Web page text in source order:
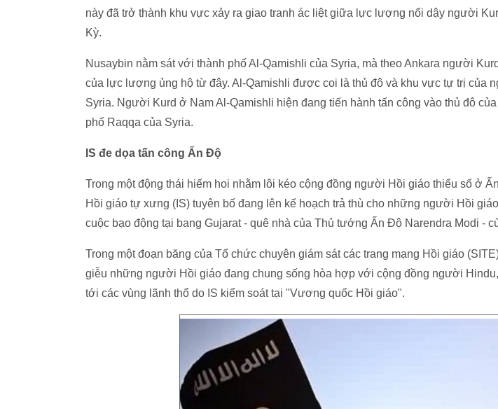
này đã trở thành khu vực xảy ra giao tranh ác liệt giữa lực lượng nổi dậy người
Kỳ.
Nusaybin nằm sát với thành phố Al-Qamishli của Syria, mà theo Ankara người
của lực lượng ủng hộ từ đây. Al-Qamishli được coi là thủ đô và khu vực tự trị của
Syria. Người Kurd ở Nam Al-Qamishli hiện đang tiến hành tấn công vào thủ đô
phố Raqqa của Syria.
IS đe dọa tấn công Ấn Độ
Trong một động thái hiếm hoi nhằm lôi kéo cộng đồng người Hồi giáo thiểu số ở
Hồi giáo tự xưng (IS) tuyên bố đang lên kế hoạch trả thù cho những người Hồi
cuộc bạo động tại bang Gujarat - quê nhà của Thủ tướng Ấn Độ Narendra Modi -
Trong một đoạn băng của Tổ chức chuyên giám sát các trang mạng Hồi giáo
giễu những người Hồi giáo đang chung sống hòa hợp với cộng đồng người
tới các vùng lãnh thổ do IS kiểm soát tại "Vương quốc Hồi giáo".